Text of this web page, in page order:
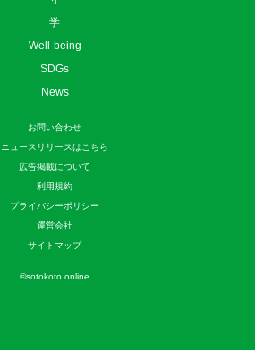
学
Well-being
SDGs
News
お問い合わせ
ニュースリリースはこちら
広告掲載について
利用規約
プライバシーポリシー
運営会社
サイトマップ
©sotokoto online